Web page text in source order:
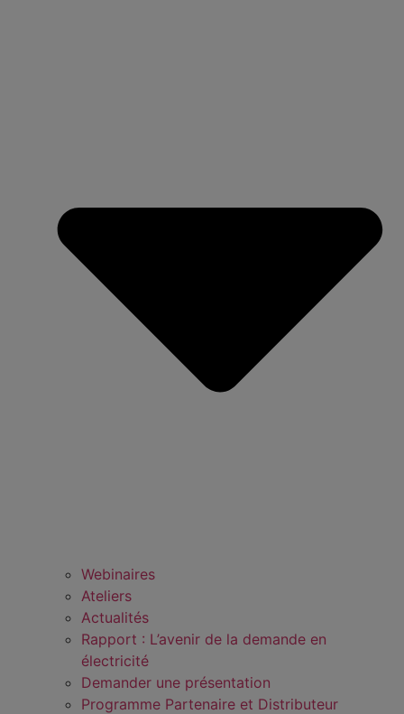
Webinaires
Ateliers
Actualités
Rapport : L’avenir de la demande en
électricité
Demander une présentation
Programme Partenaire et Distributeur